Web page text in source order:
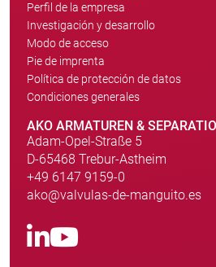
Perfil de la empresa
Investigación y desarrollo
Modo de acceso
Pie de imprenta
Política de protección de datos
Condiciones generales
AKO ARMATUREN &
Adam-Opel-Straße 5
D-65468 Trebur-Astheim
+49 6147 9159-0
ako@valvulas-de-manguito.es